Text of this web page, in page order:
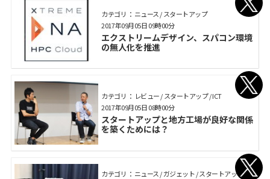
カテゴリ： ニュース / スタートアップ
エクストリームデザイン、スパコン環境
の無人化を推進
2017年09月05日 09時00分
カテゴリ： レビュー / スタートアップ / ICT
スタートアップと地方工場が良好な関係
を築くためには？
2017年09月05日 08時00分
カテゴリ： ニュース / ガジェット / スタートアップ